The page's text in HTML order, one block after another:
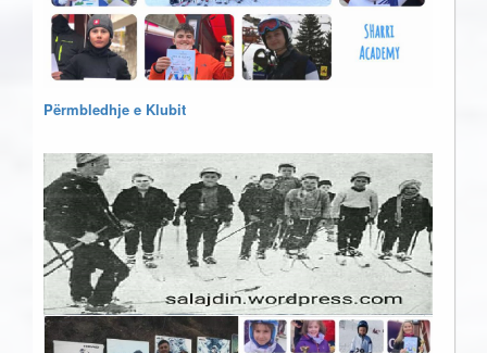
Përmbledhje e Klubit